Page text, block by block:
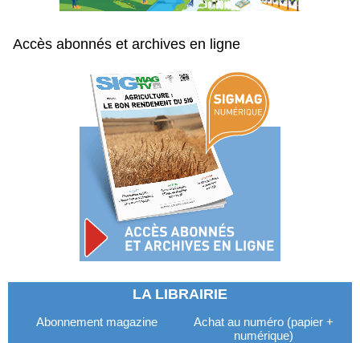
Accès abonnés et archives en ligne
LA LIBRAIRIE
Abonnement magazine
Achat au numéro (papier +
numérique)